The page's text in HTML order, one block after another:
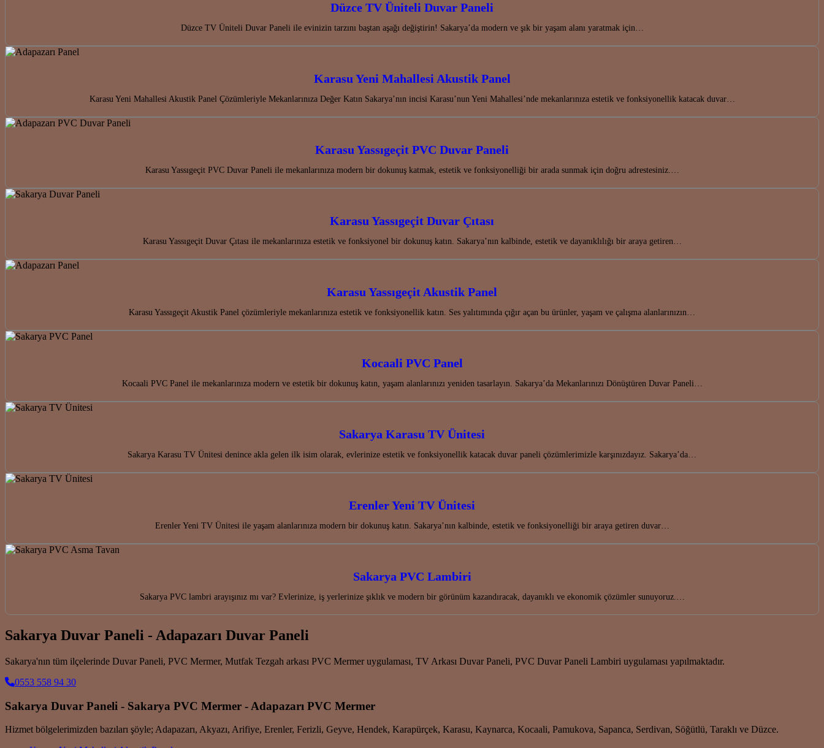
Düzce TV Üniteli Duvar Paneli
Düzce TV Üniteli Duvar Paneli ile evinizin tarzını baştan aşağı değiştirin! Sakarya’da modern ve şık bir yaşam alanı yaratmak için…
Karasu Yeni Mahallesi Akustik Panel
Karasu Yeni Mahallesi Akustik Panel Çözümleriyle Mekanlarınıza Değer Katın Sakarya’nın incisi Karasu’nun Yeni Mahallesi’nde mekanlarınıza estetik ve fonksiyonellik katacak duvar…
Karasu Yassıgeçit PVC Duvar Paneli
Karasu Yassıgeçit PVC Duvar Paneli ile mekanlarınıza modern bir dokunuş katmak, estetik ve fonksiyonelliği bir arada sunmak için doğru adrestesiniz.…
Karasu Yassıgeçit Duvar Çıtası
Karasu Yassıgeçit Duvar Çıtası ile mekanlarınıza estetik ve fonksiyonel bir dokunuş katın. Sakarya’nın kalbinde, estetik ve dayanıklılığı bir araya getiren…
Karasu Yassıgeçit Akustik Panel
Karasu Yassıgeçit Akustik Panel çözümleriyle mekanlarınıza estetik ve fonksiyonellik katın. Ses yalıtımında çığır açan bu ürünler, yaşam ve çalışma alanlarınızın…
Kocaali PVC Panel
Kocaali PVC Panel ile mekanlarınıza modern ve estetik bir dokunuş katın, yaşam alanlarınızı yeniden tasarlayın. Sakarya’da Mekanlarınızı Dönüştüren Duvar Paneli…
Sakarya Karasu TV Ünitesi
Sakarya Karasu TV Ünitesi denince akla gelen ilk isim olarak, evlerinize estetik ve fonksiyonellik katacak duvar paneli çözümlerimizle karşınızdayız. Sakarya’da…
Erenler Yeni TV Ünitesi
Erenler Yeni TV Ünitesi ile yaşam alanlarınıza modern bir dokunuş katın. Sakarya’nın kalbinde, estetik ve fonksiyonelliği bir araya getiren duvar…
Sakarya PVC Lambiri
Sakarya PVC lambri arayışınız mı var? Evlerinize, iş yerlerinize şıklık ve modern bir görünüm kazandıracak, dayanıklı ve ekonomik çözümler sunuyoruz.…
Sakarya Duvar Paneli - Adapazarı Duvar Paneli
Sakarya'nın tüm ilçelerinde Duvar Paneli, PVC Mermer, Mutfak Tezgah arkası PVC Mermer uygulaması, TV Arkası Duvar Paneli, PVC Duvar Paneli Lambiri uygulaması yapılmaktadır.
0553 558 94 30
Sakarya Duvar Paneli - Sakarya PVC Mermer - Adapazarı PVC Mermer
Hizmet bölgelerimizden bazıları şöyle; Adapazarı, Akyazı, Arifiye, Erenler, Ferizli, Geyve, Hendek, Karapürçek, Karasu, Kaynarca, Kocaali, Pamukova, Sapanca, Serdivan, Söğütlü, Taraklı ve Düzce.